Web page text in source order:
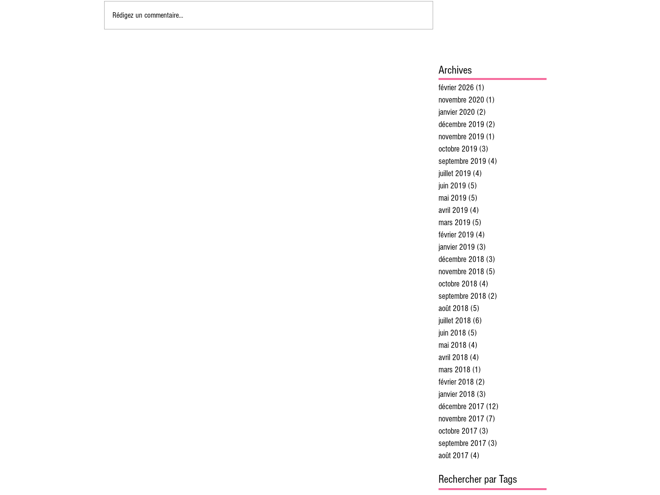
Rédigez un commentaire...
Archives
février 2026 (1)
novembre 2020 (1)
janvier 2020 (2)
décembre 2019 (2)
novembre 2019 (1)
octobre 2019 (3)
septembre 2019 (4)
juillet 2019 (4)
juin 2019 (5)
mai 2019 (5)
avril 2019 (4)
mars 2019 (5)
février 2019 (4)
janvier 2019 (3)
décembre 2018 (3)
novembre 2018 (5)
octobre 2018 (4)
septembre 2018 (2)
août 2018 (5)
juillet 2018 (6)
juin 2018 (5)
mai 2018 (4)
avril 2018 (4)
mars 2018 (1)
février 2018 (2)
janvier 2018 (3)
décembre 2017 (12)
novembre 2017 (7)
octobre 2017 (3)
septembre 2017 (3)
août 2017 (4)
Rechercher par Tags